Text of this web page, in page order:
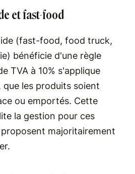
et fast-food
(fast-food, food truck,
bénéficie d'une règle
TVA à 10% s'applique
les produits soient
ou emportés. Cette
la gestion pour ces
majoritairement